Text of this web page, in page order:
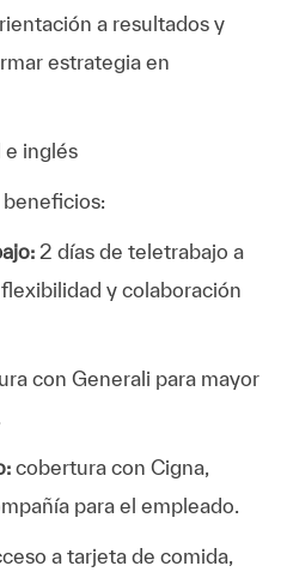
a resultados y
estrategia en
e inglés
2 días de teletrabajo a
y colaboración
con Generali para mayor
cobertura con Cigna,
para el empleado.
a tarjeta de comida,